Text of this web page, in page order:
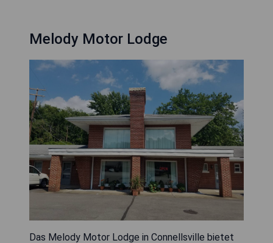
Melody Motor Lodge
Das Melody Motor Lodge in Connellsville bietet